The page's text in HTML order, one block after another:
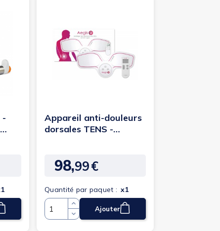
-
Appareil anti-douleurs
dorsales TENS -
Prix
98,99€
Quantité par paquet : x1
QuantitéAjouter